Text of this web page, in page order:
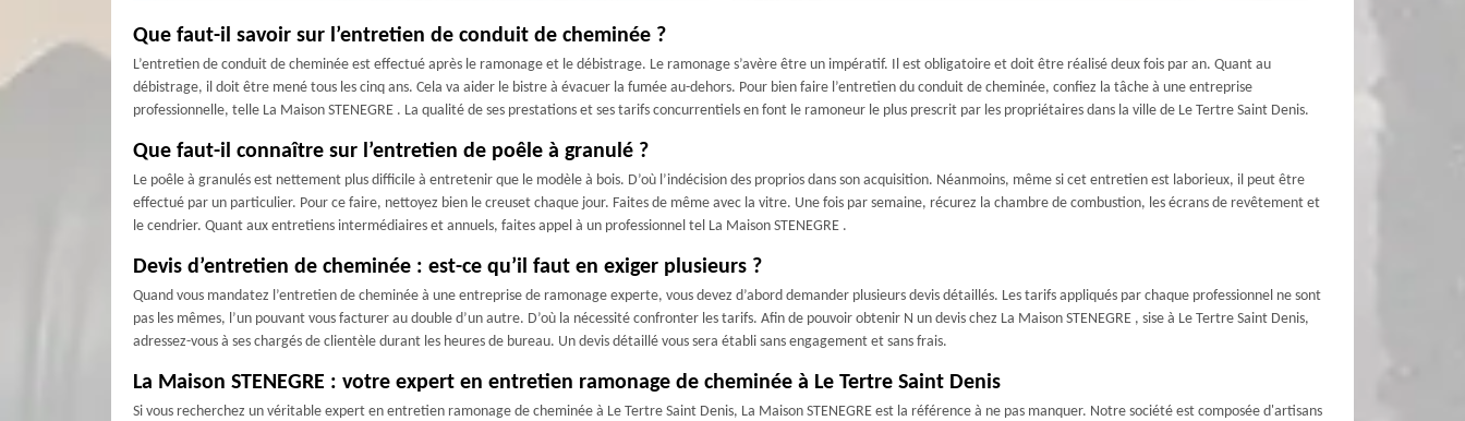
Que faut-il savoir sur l’entretien de conduit de cheminée ?
L’entretien de conduit de cheminée est effectué après le ramonage et le débistrage. Le ramonage s’avère être un impératif. Il est obligatoire et doit être réalisé deux fois par an. Quant au
débistrage, il doit être mené tous les cinq ans. Cela va aider le bistre à évacuer la fumée au-dehors. Pour bien faire l’entretien du conduit de cheminée, confiez la tâche à une entreprise
professionnelle, telle La Maison STENEGRE . La qualité de ses prestations et ses tarifs concurrentiels en font le ramoneur le plus prescrit par les propriétaires dans la ville de Le Tertre Saint Denis.
Que faut-il connaître sur l’entretien de poêle à granulé ?
Le poêle à granulés est nettement plus difficile à entretenir que le modèle à bois. D’où l’indécision des proprios dans son acquisition. Néanmoins, même si cet entretien est laborieux, il peut être
effectué par un particulier. Pour ce faire, nettoyez bien le creuset chaque jour. Faites de même avec la vitre. Une fois par semaine, récurez la chambre de combustion, les écrans de revêtement et
le cendrier. Quant aux entretiens intermédiaires et annuels, faites appel à un professionnel tel La Maison STENEGRE .
Devis d’entretien de cheminée : est-ce qu’il faut en exiger plusieurs ?
Quand vous mandatez l’entretien de cheminée à une entreprise de ramonage experte, vous devez d’abord demander plusieurs devis détaillés. Les tarifs appliqués par chaque professionnel ne sont
pas les mêmes, l’un pouvant vous facturer au double d’un autre. D’où la nécessité confronter les tarifs. Afin de pouvoir obtenir N un devis chez La Maison STENEGRE , sise à Le Tertre Saint Denis,
adressez-vous à ses chargés de clientèle durant les heures de bureau. Un devis détaillé vous sera établi sans engagement et sans frais.
La Maison STENEGRE : votre expert en entretien ramonage de cheminée à Le Tertre Saint Denis
Si vous recherchez un véritable expert en entretien ramonage de cheminée à Le Tertre Saint Denis, La Maison STENEGRE est la référence à ne pas manquer. Notre société est composée d'artisans